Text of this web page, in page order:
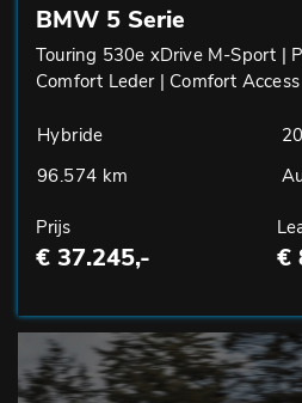
BMW 5 Serie
Touring 530e xDrive M-Sport |
Comfort Leder | Comfort
Hybride
96.574 km
Prijs
€ 37.245,- €